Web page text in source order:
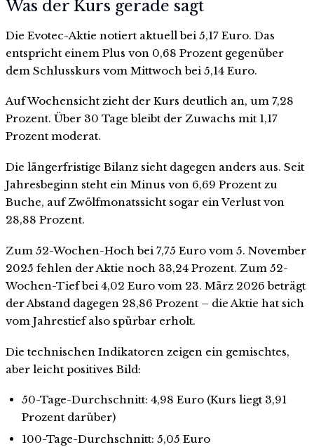
Was der Kurs gerade sagt
Die Evotec-Aktie notiert aktuell bei 5,17 Euro. Das
entspricht einem Plus von 0,68 Prozent gegenüber
dem Schlusskurs vom Mittwoch bei 5,14 Euro.
Auf Wochensicht zieht der Kurs deutlich an, um 7,28
Prozent. Über 30 Tage bleibt der Zuwachs mit 1,17
Prozent moderat.
Die längerfristige Bilanz sieht dagegen anders aus. Seit
Jahresbeginn steht ein Minus von 6,69 Prozent zu
Buche, auf Zwölfmonatssicht sogar ein Verlust von
28,88 Prozent.
Zum 52-Wochen-Hoch bei 7,75 Euro vom 5. November
2025 fehlen der Aktie noch 33,24 Prozent. Zum 52-
Wochen-Tief bei 4,02 Euro vom 23. März 2026 beträgt
der Abstand dagegen 28,86 Prozent – die Aktie hat sich
vom Jahrestief also spürbar erholt.
Die technischen Indikatoren zeigen ein gemischtes,
aber leicht positives Bild:
50-Tage-Durchschnitt: 4,98 Euro (Kurs liegt 3,91
Prozent darüber)
100-Tage-Durchschnitt: 5,05 Euro